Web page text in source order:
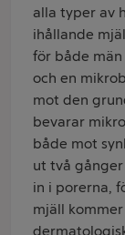
alla typer av
ihållande
för både
och en
mot den
bevarar
både mot
ut två
in i porerna,
mjäll